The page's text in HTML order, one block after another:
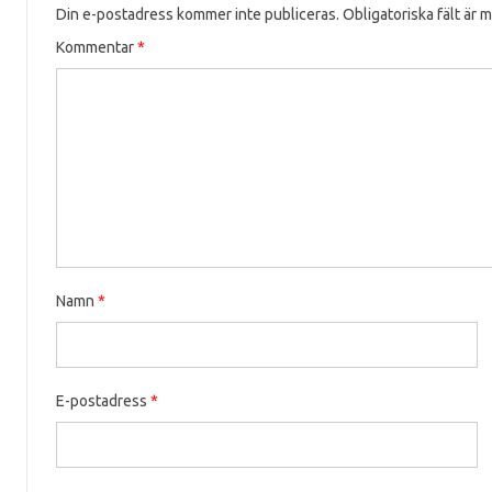
Din e-postadress kommer inte publiceras. Obligatoriska fält är
Kommentar*
Namn *
E-postadress *